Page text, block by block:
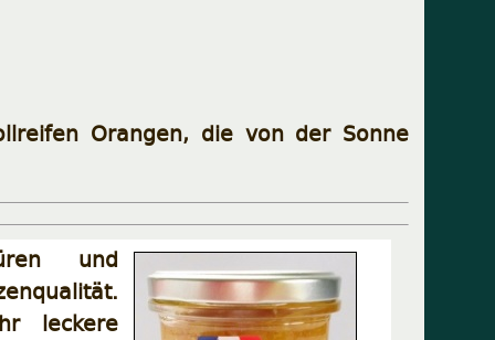
Orangen, die von der Sonne
und
leckere